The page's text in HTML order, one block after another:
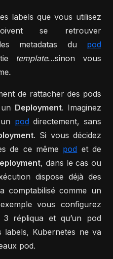
labels que vous utilisez
se retrouver
metadatas du pod
template…sinon vous
de rattacher des pods
Deployment. Imaginez
poddirectement, sans
. Si vous décidez
de ce même pod et de
, dans le cas ou
dispose déjà des
comptabilisé comme un
vous configurez
répliqua et qu’un pod
labels, Kubernetes ne va
pod.